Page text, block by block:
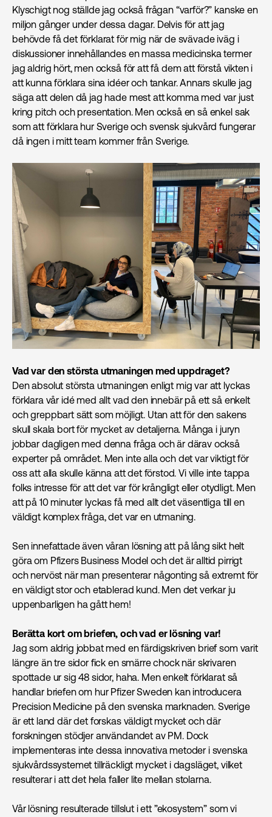
Klyschigt nog ställde jag också frågan “varför?” kanske en
miljon gånger under dessa dagar. Delvis för att jag
behövde få det förklarat för mig när de svävade iväg i
diskussioner innehållandes en massa medicinska termer
jag aldrig hört, men också för att få dem att förstå vikten i
att kunna förklara sina idéer och tankar. Annars skulle jag
säga att delen då jag hade mest att komma med var just
kring pitch och presentation. Men också en så enkel sak
som att förklara hur Sverige och svensk sjukvård fungerar
då ingen i mitt team kommer från Sverige.
Vad var den största utmaningen med uppdraget?
Den absolut största utmaningen enligt mig var att lyckas
förklara vår idé med allt vad den innebär på ett så enkelt
och greppbart sätt som möjligt. Utan att för den sakens
skull skala bort för mycket av detaljerna. Många i juryn
jobbar dagligen med denna fråga och är därav också
experter på området. Men inte alla och det var viktigt för
oss att alla skulle känna att det förstod. Vi ville inte tappa
folks intresse för att det var för krångligt eller otydligt. Men
att på 10 minuter lyckas få med allt det väsentliga till en
väldigt komplex fråga, det var en utmaning.
Sen innefattade även våran lösning att på lång sikt helt
göra om Pfizers Business Model och det är alltid pirrigt
och nervöst när man presenterar någonting så extremt för
en väldigt stor och etablerad kund. Men det verkar ju
uppenbarligen ha gått hem!
Berätta kort om briefen, och vad er lösning var!
Jag som aldrig jobbat med en färdigskriven brief som varit
längre än tre sidor fick en smärre chock när skrivaren
spottade ur sig 48 sidor, haha. Men enkelt förklarat så
handlar briefen om hur Pfizer Sweden kan introducera
Precision Medicine på den svenska marknaden. Sverige
är ett land där det forskas väldigt mycket och där
forskningen stödjer användandet av PM. Dock
implementeras inte dessa innovativa metoder i svenska
sjukvårdssystemet tillräckligt mycket i dagsläget, vilket
resulterar i att det hela faller lite mellan stolarna.
Vår lösning resulterade tillslut i ett ”ekosystem” som vi